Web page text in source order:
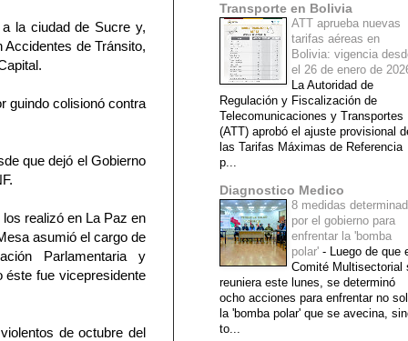
la ciudad de Sucre y,
de Tránsito,
guindo colisionó contra
que dejó el Gobierno
realizó en La Paz en
asumió el cargo de
Parlamentaria y
éste fue vicepresidente
de octubre del
Transporte en Bolivia
ATT aprueba nuevas
tarifas aéreas en
Bolivia: vigencia
el 26 de enero de
La Autoridad de
Regulación y Fiscalización de
Telecomunicaciones y Transportes
(ATT) aprobó el ajuste provisional
las Tarifas Máximas de Referencia
p...
Diagnostico Medico
8 medidas
por el gobierno para
enfrentar la 'bomba
polar' - Luego de que
Comité Multisectorial
reuniera este lunes, se determinó
ocho acciones para enfrentar no
la 'bomba polar' que se avecina,
to...